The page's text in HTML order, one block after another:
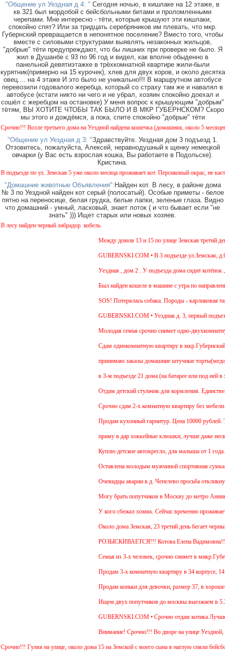
"Общение ул Уездная д 4: " Сегодня ночью, в кишлаке на 12 этаже, в
кв.321 был мордобой с бейсбольными битами и проломленными
черепами. Мне интересно - тёти, которые крышуют эти кишлаки,
спокойно спят? Или за тридцать серебряников им плевать, что мкр.
Губернский превращается в непонятное поселение? Вместо того, чтобы
вместе с силовыми структурами выявлять незаконных жильцов,
"добрые" тёти предупреждают, что бы лишних при проверке не было. Я
жил в Душанбе с 93 по 96 год и видел, как вполне обыденно в
панельной девятиэтажке в трёхкомнатной квартире жили-были
курятник(примерно на 15 курочек), хлев для двух коров, и около десятка
овец.... на 4 этаже И это было не уникально!!! В маршрутном автобусе
перевозили годовалого жеребца, который со страху там же и навалял в
автобусе (кстати никто ни чего и не убрал, хозяин спокойно доехал и
сошёл с жеребцом на остановке) У меня вопрос к крышующим "добрым"
тётям, ВЫ ХОТИТЕ ЧТОБЫ ТАК БЫЛО И В МКР ГУБЕРНСКОМ? Скоро
мы этого и дождёмся, а пока, спите спокойно "добрые" тёти
Возле третьего дома на Уездной найдена кошечка (домашняя, около 5 месяцев).
"Общение ул Уездная д 3: "Здравствуйте. Уездная дом 3 подъезд 1.
Отзовитесь, пожалуйста, Алексей, неравнодушный к щенку немецкой
овчарки (у Вас есть взрослая кошка, Вы работаете в Подольске).
Кристина.
по ул. Земская 5 уже около месяца проживает кот. Персиковый окрас, не
"Домашние животные Объявления": Найден кот. В лесу, в районе дома
№ 3 по Уездной найден кот серый (полосатый). Особые приметы - белое
пятно на переносице, белая грудка, белые лапки, зеленые глаза. Видно
что домашний - умный, ласковый, знает лоток ( и что бывает если "не
знать" ))) Ищет старых или новых хозяев.
найден черный лабрадор. кобель.
Между домов 13 и 15 по улице Земская третий
GUBERNSKI.COM • В 3 подъезде ул.Земская,
Уездная , дом 2 . У подъезда дома сидит котёнок
Был найден кошеле в машине с утра по
SOS! Потерялась собака. Породы - карликовая
GUBERNSKI.COM • Уездная д. 3, первый
Молодая семья срочно снимет одно-
Cдам однокомнатную квартиру в мкр.Губернский
принимаю заказы домашние штучные
в 3-м подъезде 21 дома (на батарее или под ней
Отдам детский стульчик для кормления.
Срочно сдам 2-х комнатную квартиру без мебели.
Продам кухонный гарнитур. Цена 10000 рублей.
приму в дар хоккейные клюшки, лучше даже
Куплю детское автокресло, для малыша от 1 года.
Оставлена молодым мужчиной спортивная сумка.
Очевидцы аварии в д. Чепелево просьба
Могу брать попутчиков в Москву до метро
У кого сбежал хомяк. Сейчас временно
Около дома Земская, 23 третий день бегает
РОЗЫСКИВАЕТСЯ!!! Котова Елена
Семья из 3-х человек, срочно снимет в
Продам 3-х комнатную квартиру в 34 корпусе,
Продам коньки для девочки, размер 37, в хорошем
Ищем двух попутчиков до москвы выезжаем в
GUBERNSKI.COM • Срочно отдам котика.Лучше
Внимание! Срочно!!! Во дворе на улице Уездной,
Гуляя на улице, около дома 15 на Земской с моего сына в наглую сняли